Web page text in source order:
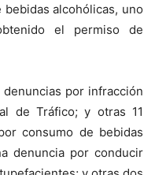
alcohólicas, uno
el permiso de
por infracción
de Tráfico; y otras 11
consumo de bebidas
denuncia por conducir